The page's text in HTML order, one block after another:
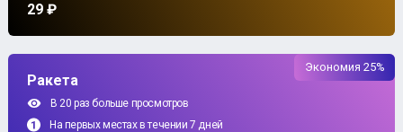
29 ₽
Ракета
В 20 раз больше просмотров
На первых местах в течении 7 дней
Экономия 25%